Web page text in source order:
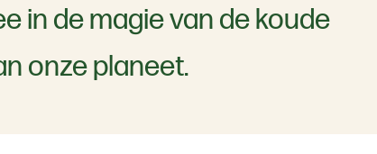
in de magie van de koude
onze planeet.